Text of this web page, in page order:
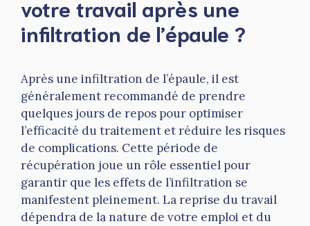
votre travail après une
infiltration de l’épaule ?
Après une infiltration de l’épaule, il est
généralement recommandé de prendre
quelques jours de repos pour optimiser
l’efficacité du traitement et réduire les risques
de complications. Cette période de
récupération joue un rôle essentiel pour
garantir que les effets de l’infiltration se
manifestent pleinement. La reprise du travail
dépendra de la nature de votre emploi et du